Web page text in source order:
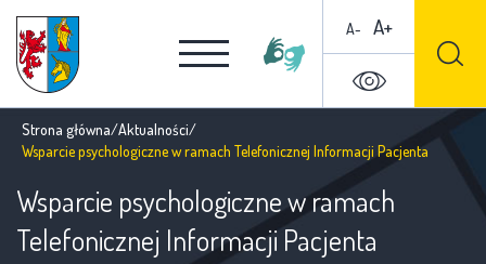
A- A+
Strona główna/Aktualności/
Wsparcie psychologiczne w ramach Telefonicznej Informacji Pacjenta
Wsparcie psychologiczne w ramach
Telefonicznej Informacji Pacjenta